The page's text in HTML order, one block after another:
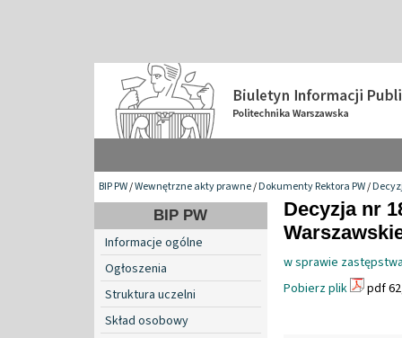
BIP PW/Wewnętrzne akty prawne/Dokumenty Rektora PW/
BIP PW
Informacje ogólne
Ogłoszenia
Struktura uczelni
Skład osobowy
Decyzja nr
w sprawie
Pobierz plik
pdf